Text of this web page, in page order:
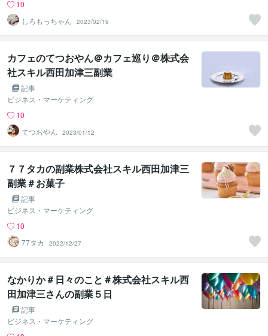
10
しろもっちゃん
2023/02/19
カフェのてつおやん＠カフェ巡り＠株式会
社スキル西田加津三副業
記事
ビジネス・マーケティング
10
てつおやん
2023/01/12
７７タカの副業株式会社スキル西田加津三
副業＃お菓子
記事
ビジネス・マーケティング
10
77タカ
2022/12/27
なかりか＃日々のこと＃株式会社スキル西
田加津三さんの副業５日
記事
ビジネス・マーケティング